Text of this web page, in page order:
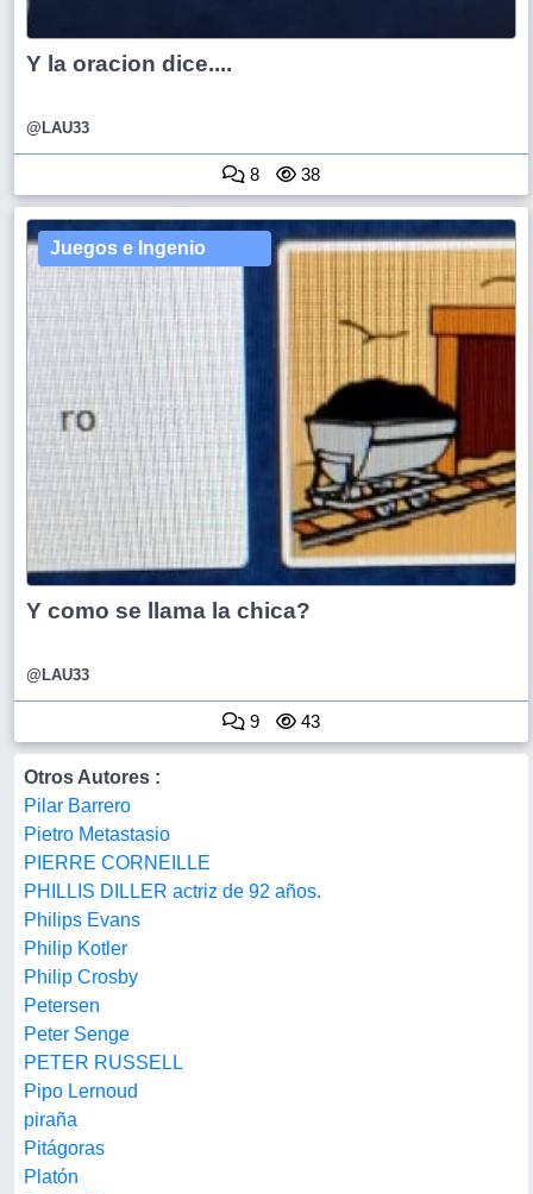
Y la oracion dice....
@LAU33
8 38
Juegos e Ingenio
Y como se llama la chica?
@LAU33
9 43
Otros Autores :
Pilar Barrero
Pietro Metastasio
PIERRE CORNEILLE
PHILLIS DILLER actriz de 92 años.
Philips Evans
Philip Kotler
Philip Crosby
Petersen
Peter Senge
PETER RUSSELL
Pipo Lernoud
piraña
Pitágoras
Platón